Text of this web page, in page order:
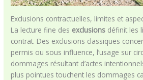
Exclusions contractuelles, limites et
La lecture fine des exclusions définit les
contrat. Des exclusions classiques
permis ou sous influence, l’usage sur
dommages résultant d’actes
plus pointues touchent les dommages